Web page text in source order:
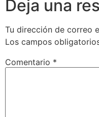
Deja una
Tu dirección de correo
Los campos
Comentario *